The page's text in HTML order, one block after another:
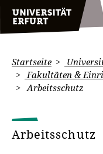
Startseite
Fakultäten &
Arbeitsschutz
Arbeitsschutz